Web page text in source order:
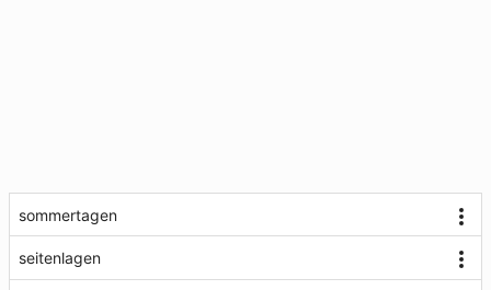
sommertagen
seitenlagen